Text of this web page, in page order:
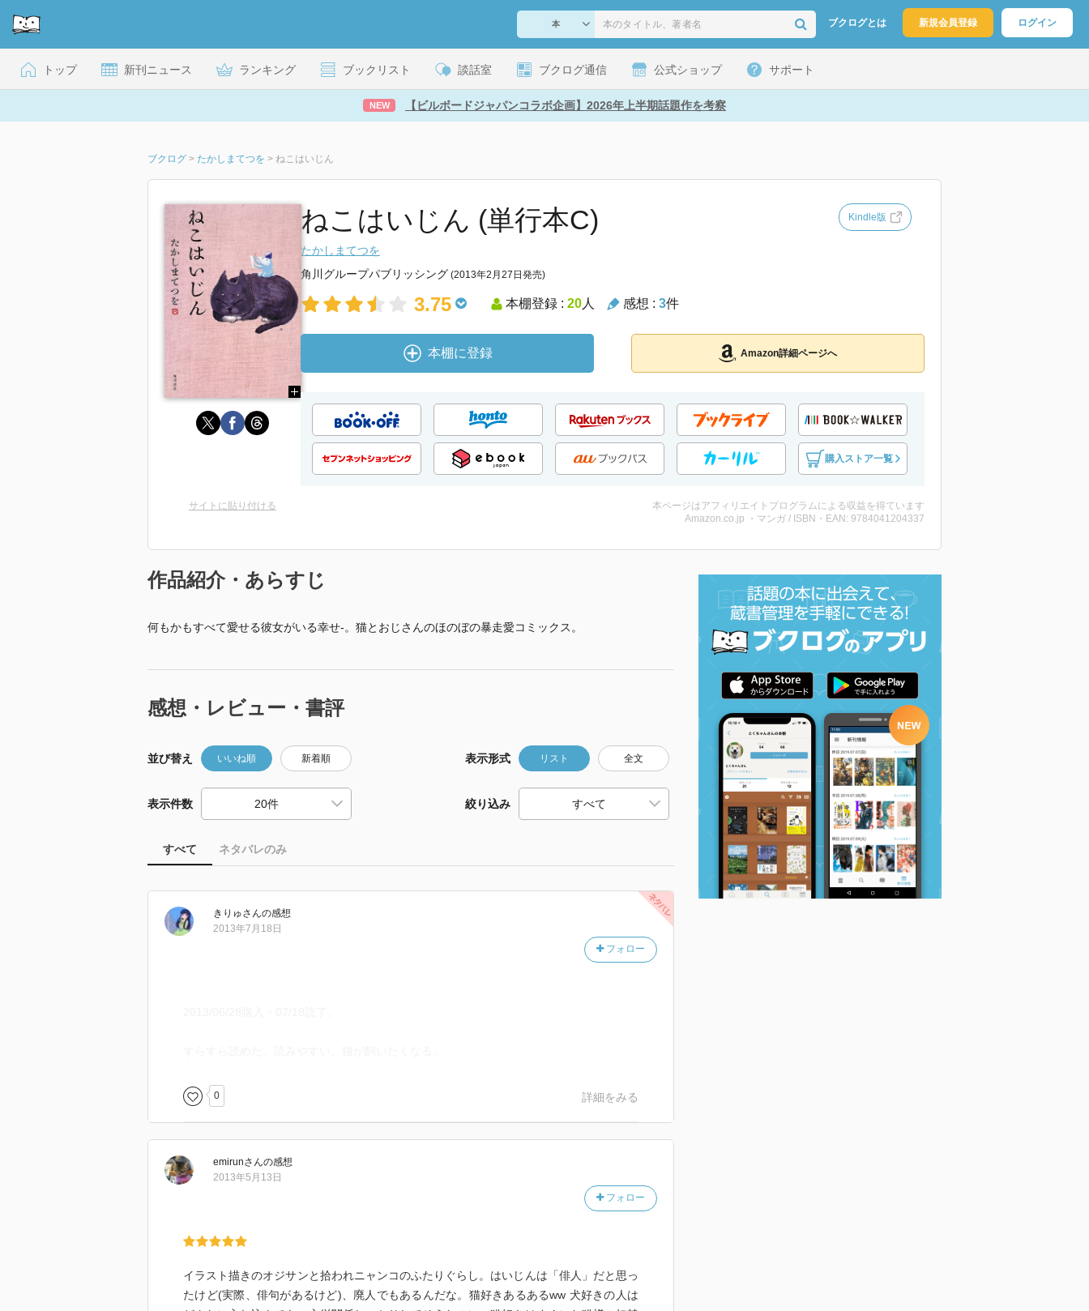
ブクログとは 新規会員登録 ログイン
トップ 新刊ニュース ランキング ブックリスト 談話室 ブクログ通信 公式ショップ サポート
NEW 【ビルボードジャパンコラボ企画】2026年上半期話題作を考察
ブクログ > たかしまてつを > ねこはいじん
ねこはいじん (単行本C) Kindle版
たかしまてつを
角川グループパブリッシング (2013年2月27日発売)
3.75 本棚登録 : 20人 感想 : 3件
本棚に登録 Amazon詳細ページへ
購入ストア一覧
サイトに貼り付ける
本ページはアフィリエイトプログラムによる収益を得ています
Amazon.co.jp ・マンガ / ISBN・EAN: 9784041204337
作品紹介・あらすじ
何もかもすべて愛せる彼女がいる幸せ-。猫とおじさんのほのぼの暴走愛コミックス。
感想・レビュー・書評
並び替え いいね順 新着順 表示形式 リスト 全文
表示件数 絞り込み
すべて ネタバレのみ
きりゅさんの感想
フォロー
2013年7月18日
0 詳細をみる
emirunさんの感想
フォロー
2013年5月13日
イラスト描きのオジサンと拾われニャンコのふたりぐらし。はいじんは「俳人」だと思っ
たけど(実際、俳句があるけど)、廃人でもあるんだな。猫好きあるあるww 犬好きの人は